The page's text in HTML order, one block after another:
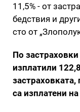
11,5% - от
бедствия и
сто от
По
изплатили
са изплатени